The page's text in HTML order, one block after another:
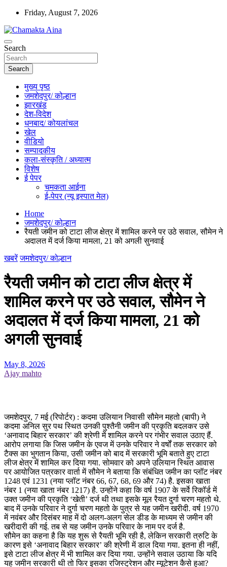
Skip
content
Friday, August 7, 2026
Chamakta Aina
Hindi News Paper – Jharkhand
Search
Search
मुख्य पृष्ठ
जमशेदपुर/ कोल्हान
झारखंड
देश-विदेश
धनबाद/ कोयलांचल
खेल
वीडियो
सम्पादकीय
कला-संस्कृति / अध्यात्म
विशेष
ई पेपर
चमकता आईना
ई-पेपर (न्यू इस्पात मेल)
Home
जमशेदपुर/ कोल्हान
रैयती जमीन को टाटा लीज क्षेत्र में शामिल करने पर उठे सवाल, सौमेन ने
अदालत में दर्ज किया मामला, 21 को अगली सुनवाई
खबरें जमशेदपुर/ कोल्हान
रैयती जमीन को टाटा लीज क्षेत्र में
शामिल करने पर उठे सवाल, सौमेन ने
अदालत में दर्ज किया मामला, 21 को
अगली सुनवाई
May 8, 2026
Ajay mahto
जमशेदपुर, 7 मई (रिपोर्टर) : कदमा उलियान निवासी सौमेन महतो (बापी) ने
कदमा अनिल सुर पथ स्थित उनकी पुश्तैनी जमीन की प्रकृति बदलकर उसे
‘अनावाद बिहार सरकार’ की श्रेणी में शामिल करने पर गंभीर सवाल उठाए हैं.
आरोप लगाया कि जिस जमीन के एवज में उनके परिवार ने वर्षों तक सरकार को
टैक्स का भुगतान किया, उसी जमीन को बाद में सरकारी भूमि बताते हुए टाटा
लीज क्षेत्र में शामिल कर दिया गया. सोमवार को अपने उलियान स्थित आवास
पर आयोजित पत्रकार वार्ता में सौमेन ने बताया कि संबंधित जमीन का प्लॉट नंबर
1248 एवं 1231 (नया प्लॉट नंबर 66, 67, 68, 69 और 74) है. इसका खाता
नंबर 1 (नया खाता नंबर 1217) है. उन्होंने कहा कि वर्ष 1907 के सर्वे रिकॉर्ड में
उक्त जमीन की प्रकृति ‘खेती’ दर्ज थी तथा इसके मूल रैयत दुर्गा चरण महतो थे.
बाद में उनके परिवार ने दुर्गा चरण महतो के पुत्र से यह जमीन खरीदी. वर्ष 1970
में नवंबर और दिसंबर माह में दो अलग-अलग सेल डीड के माध्यम से जमीन की
खरीदारी की गई. तब से यह जमीन उनके परिवार के नाम पर दर्ज है.
सौमेन का कहना है कि यह शुरू से रैयती भूमि रही है, लेकिन सरकारी त्रुटि के
कारण इसे ‘अनावाद बिहार सरकार’ की श्रेणी में डाल दिया गया. इतना ही नहीं,
इसे टाटा लीज क्षेत्र में भी शामिल कर दिया गया. उन्होंने सवाल उठाया कि यदि
यह जमीन सरकारी थी तो फिर इसका रजिस्ट्रेशन और म्यूटेशन कैसे हुआ?